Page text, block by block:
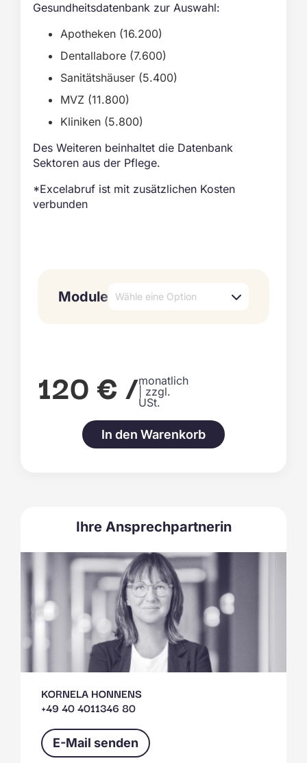
Gesundheitsdatenbank zur Auswahl:
Apotheken (16.200)
Dentallabore (7.600)
Sanitätshäuser (5.400)
MVZ (11.800)
Kliniken (5.800)
Des Weiteren beinhaltet die Datenbank
Sektoren aus der Pflege.
*Excelabruf ist mit zusätzlichen Kosten
verbunden
Module Wähle eine Option
120 € /monatlich
| zzgl.
USt.
In den Warenkorb
Ihre Ansprechpartnerin
KORNELA HONNENS
+49 40 4011346 80
E-Mail senden